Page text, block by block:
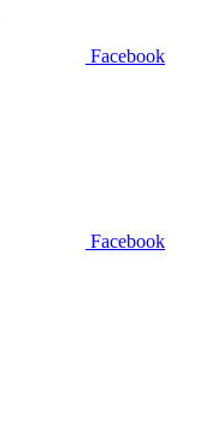
Facebook
Facebook